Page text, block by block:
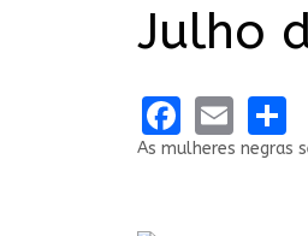
Julho
As mulheres negras